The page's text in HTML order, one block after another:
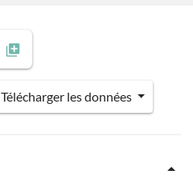
Télécharger les données